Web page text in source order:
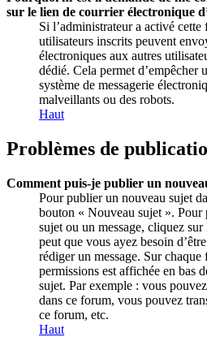
sur le lien de courrier électronique
Si l’administrateur a activé
utilisateurs inscrits peuvent
électroniques aux autres
dédié. Cela permet d’empêcher
système de messagerie
malveillants ou des robots.
Haut
Problèmes de
Comment puis-je publier un
Pour publier un nouveau sujet
bouton « Nouveau sujet ». Pour
sujet ou un message, cliquez
peut que vous ayez besoin
rédiger un message. Sur
permissions est affichée en bas
sujet. Par exemple : vous
dans ce forum, vous pouvez
ce forum, etc.
Haut